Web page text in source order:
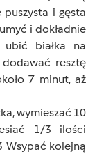
i gęsta
i dokładnie
ubić białka na
resztę
7 minut, aż
wymieszać 10
1/3 ilości
Wsypać kolejną